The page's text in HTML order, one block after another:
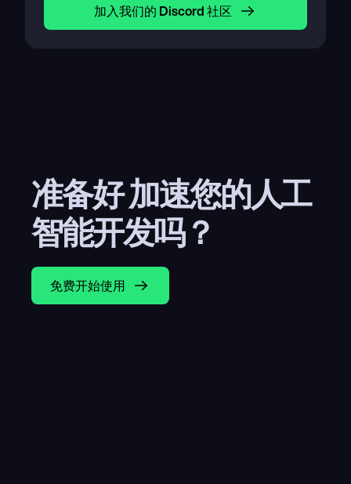
加入我们的 Discord 社区
准备好 加速您的人工
智能开发吗？
免费开始使用